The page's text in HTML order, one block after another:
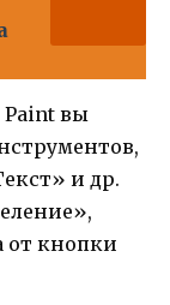
вы
и др.
от кнопки